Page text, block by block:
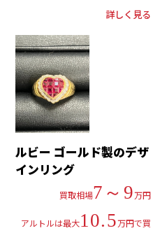
詳しく見る
ルビー ゴールド製のデザ
インリング
買取相場7～9万円
アルトルは最大10.5万円で買